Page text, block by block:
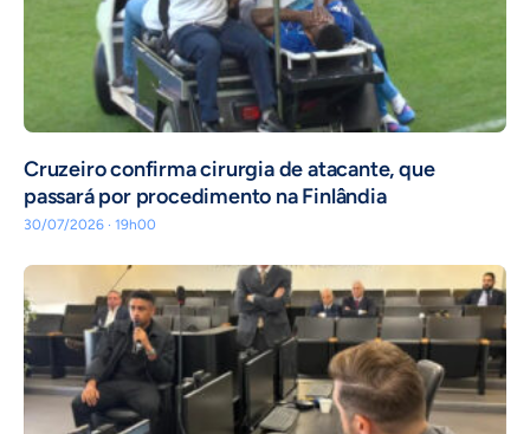
Cruzeiro confirma cirurgia de atacante, que
passará por procedimento na Finlândia
30/07/2026 · 19h00